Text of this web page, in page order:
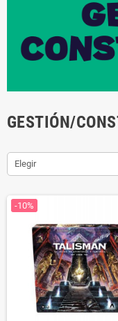
GESTIÓN/
Elegir
-10%